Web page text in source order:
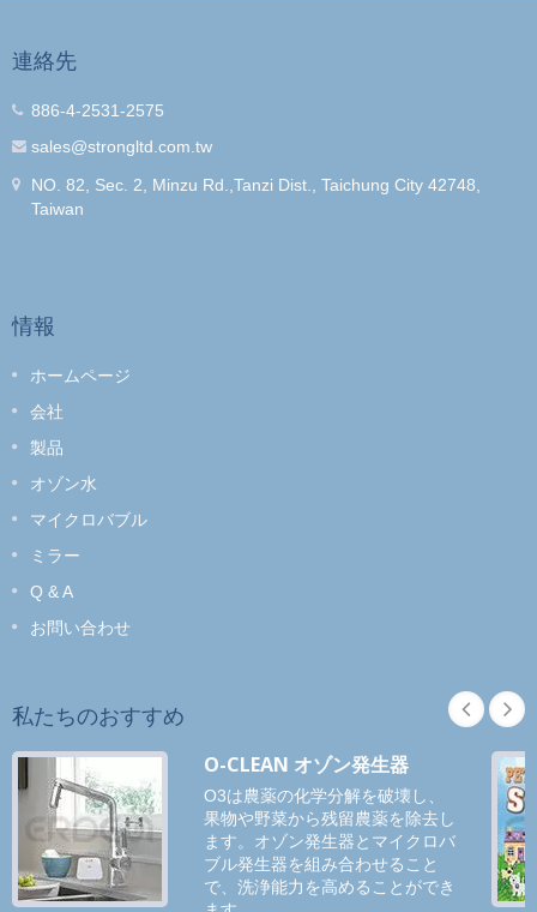
連絡先
886-4-2531-2575
sales@strongltd.com.tw
NO. 82, Sec. 2, Minzu Rd.,Tanzi Dist., Taichung City 42748,
Taiwan
情報
ホームページ
会社
製品
オゾン水
マイクロバブル
ミラー
Q & A
お問い合わせ
私たちのおすすめ
O-CLEAN オゾン発生器
O3は農薬の化学分解を破壊し、
果物や野菜から残留農薬を除去し
ます。オゾン発生器とマイクロバ
ブル発生器を組み合わせること
で、洗浄能力を高めることができ